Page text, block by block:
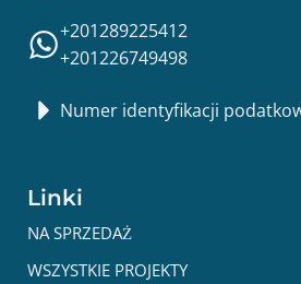
+201289225412
+201226749498
Numer identyfikacji
Linki
NA SPRZEDAŻ
WSZYSTKIE PROJEKTY